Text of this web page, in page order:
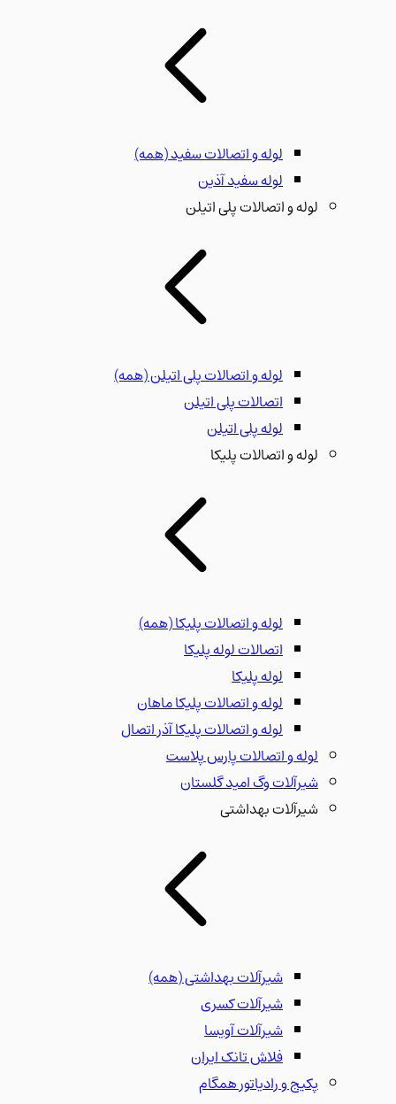
لوله و اتصالات سفید(همه)
لوله سفید آذین
لوله و اتصالات پلی اتیلن
لوله و اتصالات پلی اتیلن(همه)
اتصالات پلی اتیلن
لوله پلی اتیلن
لوله و اتصالات پلیکا
لوله و اتصالات پلیکا(همه)
اتصالات لوله پلیکا
لوله پلیکا
لوله و اتصالات پلیکا ماهان
لوله و اتصالات پلیکا آذر اتصال
لوله و اتصالات پارس پلاست
شیرآلات وگ امید گلستان
شیرآلات بهداشتی
شیرآلات بهداشتی(همه)
شیرآلات کسری
شیرآلات آویسا
فلاش تانک ایران
پکیج و رادیاتور همگام